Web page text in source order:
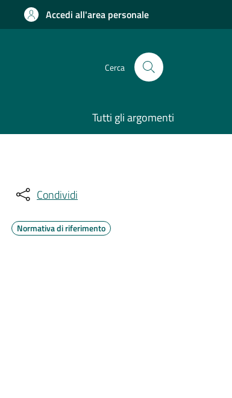
Accedi all'area personale
Cerca
Tutti gli argomenti
Condividi
Normativa di riferimento